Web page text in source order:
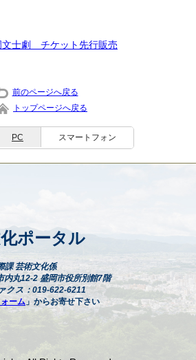
士劇 チケット先行販売
前のページへ戻る
トップページへ戻る
PC スマートフォン
ポータル
課 芸術文化係
丸12-2 盛岡市役所別館7階
クス：019-622-6211
ーム 」からお寄せ下さい